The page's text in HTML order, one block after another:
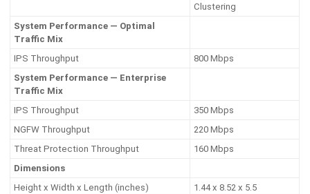
Clustering
System Performance — Optimal
Traffic Mix
IPS Throughput
800 Mbps
System Performance — Enterprise
Traffic Mix
IPS Throughput
350 Mbps
NGFW Throughput
220 Mbps
Threat Protection Throughput
160 Mbps
Dimensions
Height x Width x Length (inches)
1.44 x 8.52 x 5.5